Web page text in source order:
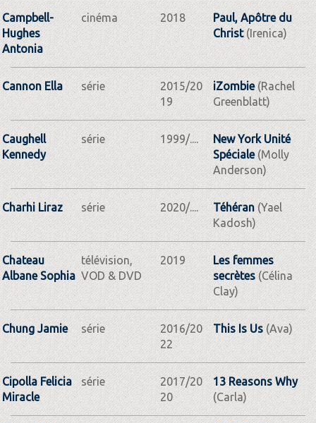
Campbell-
Hughes
Antonia
cinéma 2018
Paul, Apôtre du
Christ(Irenica)
Cannon Ella série
2015/20
19
iZombie(Rachel
Greenblatt)
Caughell
Kennedy
série 1999/....
New York Unité
Spéciale(Molly
Anderson)
Charhi Liraz série 2020/.... Téhéran(Yael
Kadosh)
Chateau
Albane Sophia
télévision,
VOD & DVD
2019
Les femmes
secrètes(Célina
Clay)
Chung Jamie série
2016/20
22
This Is Us(Ava)
Cipolla Felicia
Miracle
série
2017/20
20
13 Reasons Why
(Carla)